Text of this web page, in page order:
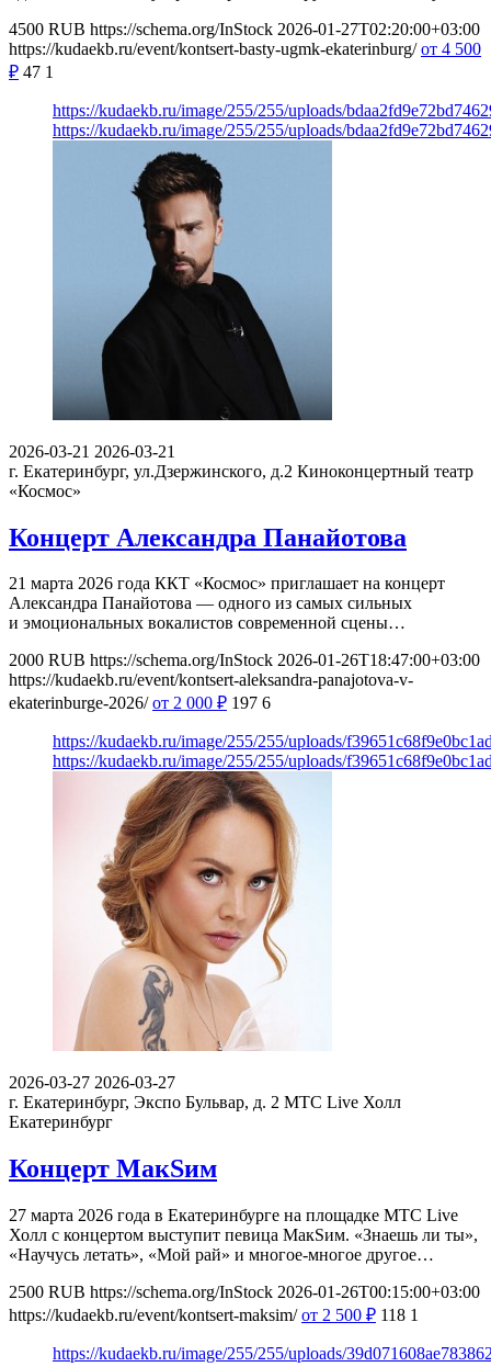
4500 RUB https://schema.org/InStock 2026-01-27T02:20:00+03:00
https://kudaekb.ru/event/kontsert-basty-ugmk-ekaterinburg/ от 4 500
₽ 47 1
https://kudaekb.ru/image/255/255/uploads/
https://kudaekb.ru/image/255/255/uploads/
2026-03-21 2026-03-21
г. Екатеринбург, ул.Дзержинского, д.2 Киноконцертный театр
«Космос»
Концерт Александра Панайотова
21 марта 2026 года ККТ «Космос» приглашает на концерт
Александра Панайотова — одного из самых сильных
и эмоциональных вокалистов современной сцены…
2000 RUB https://schema.org/InStock 2026-01-26T18:47:00+03:00
https://kudaekb.ru/event/kontsert-aleksandra-panajotova-v-
ekaterinburge-2026/ от 2 000 ₽ 197 6
https://kudaekb.ru/image/255/255/uploads/
https://kudaekb.ru/image/255/255/uploads/
2026-03-27 2026-03-27
г. Екатеринбург, Экспо Бульвар, д. 2 МТС Live Холл
Екатеринбург
Концерт МакSим
27 марта 2026 года в Екатеринбурге на площадке МТС Live
Холл с концертом выступит певица МакSим. «Знаешь ли ты»,
«Научусь летать», «Мой рай» и многое-многое другое…
2500 RUB https://schema.org/InStock 2026-01-26T00:15:00+03:00
https://kudaekb.ru/event/kontsert-maksim/ от 2 500 ₽ 118 1
https://kudaekb.ru/image/255/255/uploads/